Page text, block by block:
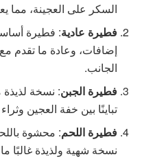
السكر على العجينة، مما
فطيرة عادية: فطيرة
إضافات، وعادة ما تقدم
الجانب.
فطيرة الجبن: نسخة
تباينًا بين خفة العجين
فطيرة اللحم: محشوة
نسخة شهية ولذيذة غالبًا